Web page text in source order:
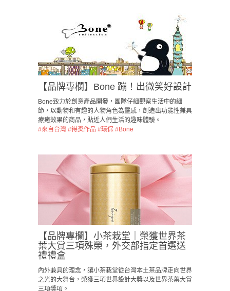
【品牌專欄】Bone 蹦！出微笑好設計
Bone致力於創意產品開發，團隊仔細觀察生活中的細
節，以動物和有趣的人物角色為靈感，創造出功能性兼具
療癒效果的商品，貼近人們生活的趣味體驗。
#來自台灣 #得獎作品 #環保 #Bone
【品牌專欄】小茶栽堂｜榮獲世界茶
葉大賞三項殊榮，外交部指定首選送
禮禮盒
內外兼具的理念，讓小茶栽堂從台灣本土茶品牌走向世界
之光的大舞台，榮獲三項世界設計大獎以及世界茶葉大賞
三項獎項。